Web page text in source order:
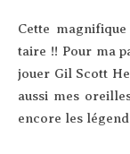
Cette magni­fique pro­gram­ma­tion se passe de com­men­
taire !! Pour ma
jouer Gil Scott
aus­si mes
encore les